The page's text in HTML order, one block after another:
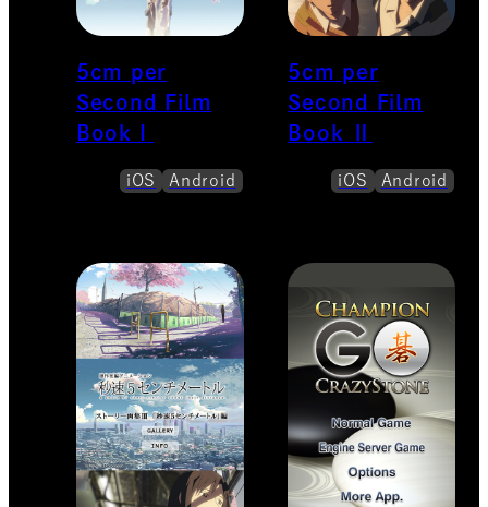
5cm per
Second Film
Book I
iOS Android
5cm per
Second Film
Book Ⅱ
iOS Android